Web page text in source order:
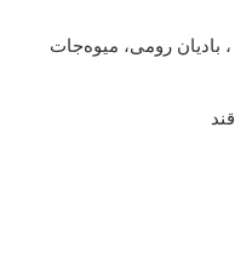
بادیان رومی، میوه‌جات